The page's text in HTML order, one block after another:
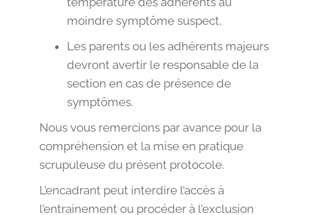
moindre symptôme suspect.
Les parents ou les adhérents majeurs
devront avertir le responsable de la
section en cas de présence de
symptômes.
Nous vous remercions par avance pour la
compréhension et la mise en pratique
scrupuleuse du présent protocole.
L’encadrant peut interdire l’accès à
l’entrainement ou procéder à l’exclusion